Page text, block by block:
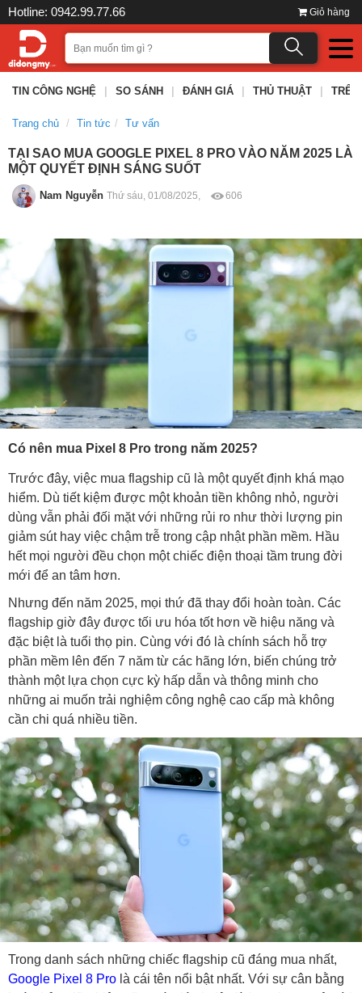
Hotline: 0942.99.77.66 Giỏ hàng
TIN CÔNG NGHỆ SO SÁNH ĐÁNH GIÁ THỦ THUẬT TRÊN
Trang chủ Tin tức Tư vấn
TẠI SAO MUA GOOGLE PIXEL 8 PRO VÀO NĂM 2025 LÀ
MỘT QUYẾT ĐỊNH SÁNG SUỐT
Nam Nguyễn Thứ sáu, 01/08/2025, 606
Có nên mua Pixel 8 Pro trong năm 2025?
Trước đây, việc mua flagship cũ là một quyết định khá mạo
hiểm. Dù tiết kiệm được một khoản tiền không nhỏ, người
dùng vẫn phải đối mặt với những rủi ro như thời lượng pin
giảm sút hay việc chậm trễ trong cập nhật phần mềm. Hầu
hết mọi người đều chọn một chiếc điện thoại tầm trung đời
mới để an tâm hơn.
Nhưng đến năm 2025, mọi thứ đã thay đổi hoàn toàn. Các
flagship giờ đây được tối ưu hóa tốt hơn về hiệu năng và
đặc biệt là tuổi thọ pin. Cùng với đó là chính sách hỗ trợ
phần mềm lên đến 7 năm từ các hãng lớn, biến chúng trở
thành một lựa chọn cực kỳ hấp dẫn và thông minh cho
những ai muốn trải nghiệm công nghệ cao cấp mà không
cần chi quá nhiều tiền.
Trong danh sách những chiếc flagship cũ đáng mua nhất,
Google Pixel 8 Pro là cái tên nổi bật nhất. Với sự cân bằng